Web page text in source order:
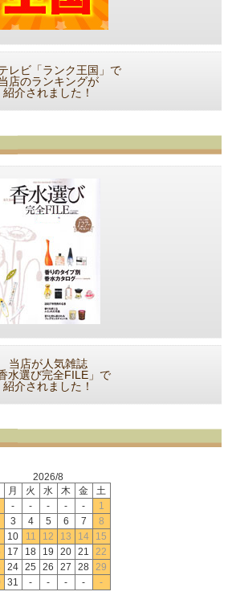
レビ「ランク王国」で
店のランキングが
紹介されました！
当店が人気雑誌
香水選び完全FILE」で
紹介されました！
2026/8
月 火 水 木 金
土
- - - - -
1
3 4 5 6 7
8
10 11 12 13 14
15
17 18 19 20 21
22
24 25 26 27 28 29
31 - - - - -